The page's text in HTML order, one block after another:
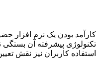
کارآمد بودن یک نرم افزار
تکنولوژی پیشرفته آن بستگی
استفاده کاربران نیز نقش